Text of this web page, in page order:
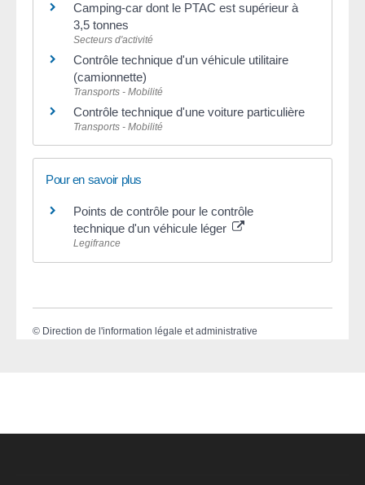
Camping-car dont le PTAC est supérieur à
3,5 tonnes
Secteurs d'activité
Contrôle technique d'un véhicule utilitaire
(camionnette)
Transports - Mobilité
Contrôle technique d'une voiture particulière
Transports - Mobilité
Pour en savoir plus
Points de contrôle pour le contrôle
technique d'un véhicule léger
Legifrance
© Direction de l'information légale et administrative